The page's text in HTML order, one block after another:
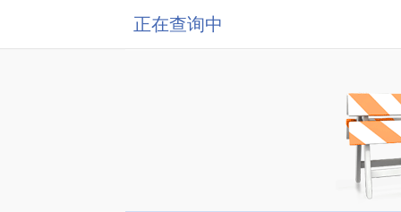
正在查询中